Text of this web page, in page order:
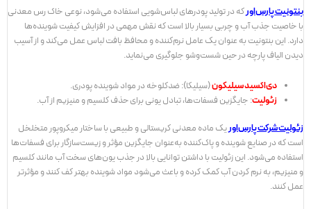
بنتونیت پارس‌اورکه در تولید پودرهای لباس‌شویی استفاده می‌شود، نوعی خاک رس معدنی
با خاصیت جذب آب و چربی بسیار بالا است که نقش مهمی در افزایش کیفیت شوینده‌ها
دارد. این بنتونیت به عنوان یک عامل نرم‌کننده و محافظ بافت لباس عمل می‌کند و از آسیب
دیدن الیاف پارچه در حین شست‌وشو جلوگیری می‌نماید.
دی‌اکسید سیلیکون(سیلیکا): ضدکلوخه در مواد شوینده پودری.
زئولیت: جایگزین فسفات‌ها، تبادل یونی برای حذف کلسیم و منیزیم از آب.
زئولیت شرکت پارس‌اوریک ماده معدنی کریستالی و طبیعی با ساختار میکروپور متخلخل
است که در صنایع شوینده و پاک‌کننده به‌عنوان جایگزین مؤثر و زیست‌سازگار برای فسفات‌ها
استفاده می‌شود. این زئولیت با داشتن توانایی بالا در جذب یون‌های سخت آب مانند کلسیم
و منیزیم، به نرم کردن آب کمک کرده و باعث می‌شود مواد شوینده بهتر کف کنند و مؤثرتر
عمل کنند.